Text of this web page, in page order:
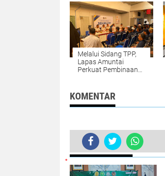
BPBD
Melalui Sidang TPP,
Lapas Amuntai
Perkuat Pembinaan
KOMENTAR
BERITA TERKINI